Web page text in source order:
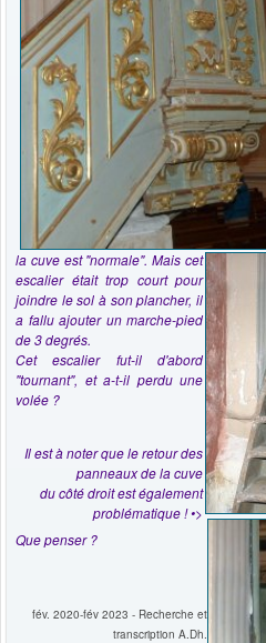
la cuve est "normale". Mais cet
escalier était trop court pour
joindre le sol à son plancher, il
a fallu ajouter un marche-pied
de 3 degrés.
Cet escalier fut-il d'abord
"tournant", et a-t-il perdu une
volée ?
Il est à noter que le retour des
panneaux de la cuve
du côté droit est également
problématique ! •>
Que penser ?
fév. 2020-fév 2023 - Recherche et
transcription A.Dh.